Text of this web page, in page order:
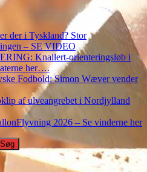
der i Tyskland? Stor
– SE VIDEO
Knallert-orienteringsløb i
her….
Fodbold: Simon Wæver vender
af ulveangrebet i Nordjylland
2026 – Se vinderne her